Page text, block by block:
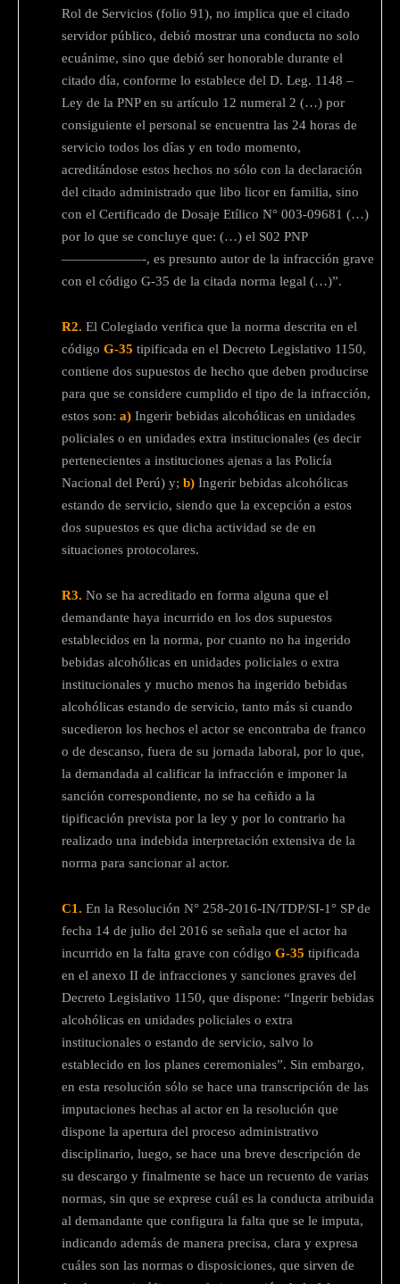
Rol de Servicios (folio 91), no implica que el citado
servidor público, debió mostrar una conducta no solo
ecuánime, sino que debió ser honorable durante el
citado día, conforme lo establece del D. Leg. 1148 –
Ley de la PNP en su artículo 12 numeral 2 (…) por
consiguiente el personal se encuentra las 24 horas de
servicio todos los días y en todo momento,
acreditándose estos hechos no sólo con la declaración
del citado administrado que libo licor en familia, sino
con el Certificado de Dosaje Etílico N° 003-09681 (…)
por lo que se concluye que: (…) el S02 PNP
——————-, es presunto autor de la infracción grave
con el código G-35 de la citada norma legal (…)”.
R2. El Colegiado verifica que la norma descrita en el
código G-35 tipificada en el Decreto Legislativo 1150,
contiene dos supuestos de hecho que deben producirse
para que se considere cumplido el tipo de la infracción,
estos son: a) Ingerir bebidas alcohólicas en unidades
policiales o en unidades extra institucionales (es decir
pertenecientes a instituciones ajenas a las Policía
Nacional del Perú) y; b) Ingerir bebidas alcohólicas
estando de servicio, siendo que la excepción a estos
dos supuestos es que dicha actividad se de en
situaciones protocolares.
R3. No se ha acreditado en forma alguna que el
demandante haya incurrido en los dos supuestos
establecidos en la norma, por cuanto no ha ingerido
bebidas alcohólicas en unidades policiales o extra
institucionales y mucho menos ha ingerido bebidas
alcohólicas estando de servicio, tanto más si cuando
sucedieron los hechos el actor se encontraba de franco
o de descanso, fuera de su jornada laboral, por lo que,
la demandada al calificar la infracción e imponer la
sanción correspondiente, no se ha ceñido a la
tipificación prevista por la ley y por lo contrario ha
realizado una indebida interpretación extensiva de la
norma para sancionar al actor.
C1. En la Resolución N° 258-2016-IN/TDP/SI-1° SP de
fecha 14 de julio del 2016 se señala que el actor ha
incurrido en la falta grave con código G-35 tipificada
en el anexo II de infracciones y sanciones graves del
Decreto Legislativo 1150, que dispone: “Ingerir bebidas
alcohólicas en unidades policiales o extra
institucionales o estando de servicio, salvo lo
establecido en los planes ceremoniales”. Sin embargo,
en esta resolución sólo se hace una transcripción de las
imputaciones hechas al actor en la resolución que
dispone la apertura del proceso administrativo
disciplinario, luego, se hace una breve descripción de
su descargo y finalmente se hace un recuento de varias
normas, sin que se exprese cuál es la conducta atribuida
al demandante que configura la falta que se le imputa,
indicando además de manera precisa, clara y expresa
cuáles son las normas o disposiciones, que sirven de